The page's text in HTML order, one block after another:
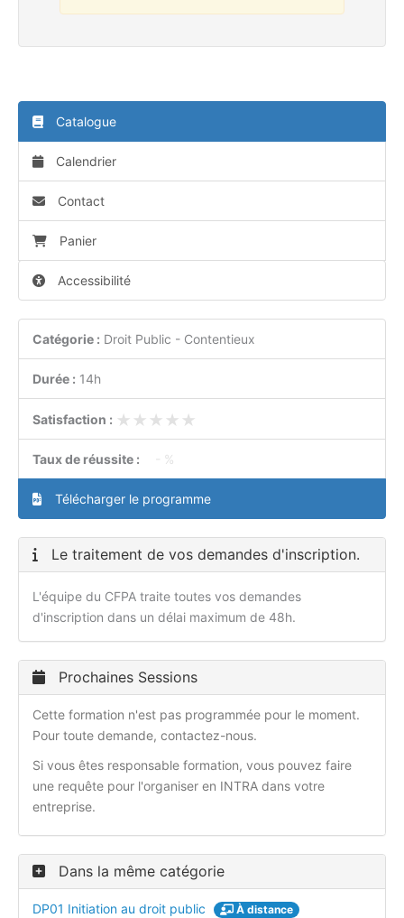
Catalogue
Calendrier
Contact
Panier
Accessibilité
Catégorie : Droit Public - Contentieux
Durée : 14h
Satisfaction : ★★★★★
★★★★★
Taux de réussite : - %
Télécharger le programme
Le traitement de vos demandes d'inscription.
L'équipe du CFPA traite toutes vos demandes
d'inscription dans un délai maximum de 48h.
Prochaines Sessions
Cette formation n'est pas programmée pour le moment.
Pour toute demande, contactez-nous.
Si vous êtes responsable formation, vous pouvez faire
une requête pour l'organiser en INTRA dans votre
entreprise.
Dans la même catégorie
DP01 Initiation au droit public À distance